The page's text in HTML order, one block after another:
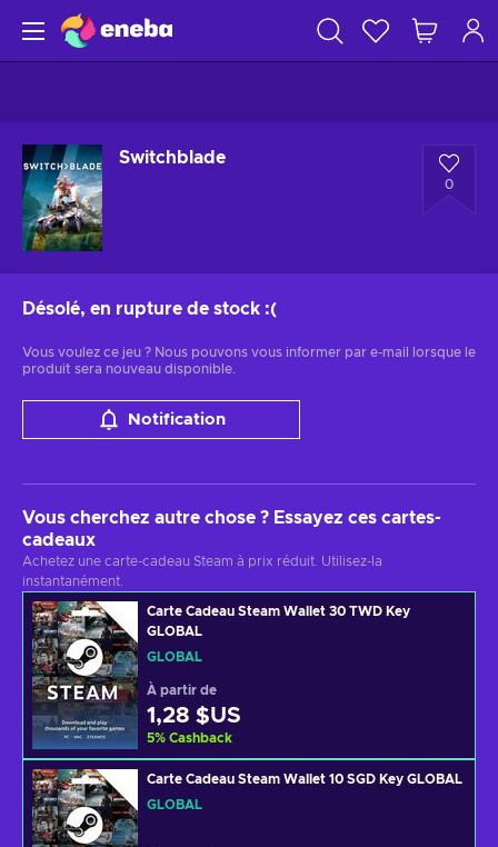
Switchblade
0
Désolé, en rupture de stock :(
Vous voulez ce jeu ? Nous pouvons vous informer par e-mail lorsque le
produit sera nouveau disponible.
Notification
Vous cherchez autre chose ? Essayez ces cartes-
cadeaux
Achetez une carte-cadeau Steam à prix réduit. Utilisez-la
instantanément.
Carte Cadeau Steam Wallet 30 TWD Key
GLOBAL
GLOBAL
À partir de
1,28 $US
5% Cashback
Carte Cadeau Steam Wallet 10 SGD Key GLOBAL
GLOBAL